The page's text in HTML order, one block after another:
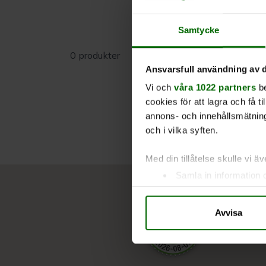
Samtycke
Ansvarsfull användning av
Vi och våra 1022 partners
cookies för att lagra och få
annons- och
och i vilka syften.
Med din tillåtelse skulle vi
Samla in information
Identifiera din enhet
eller dra tillbaka ditt
Vi använder
sociala medier och
Avvisa
0 produkter